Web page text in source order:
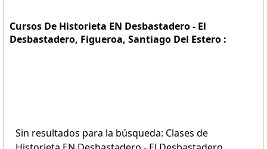
Cursos De Historieta EN Desbastadero - El
Desbastadero, Figueroa, Santiago Del Estero :
Sin resultados para la búsqueda: Clases de